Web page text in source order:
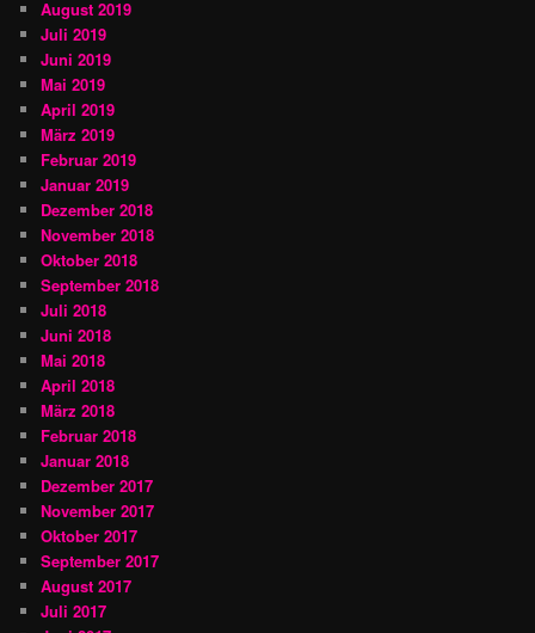
August 2019
Juli 2019
Juni 2019
Mai 2019
April 2019
März 2019
Februar 2019
Januar 2019
Dezember 2018
November 2018
Oktober 2018
September 2018
Juli 2018
Juni 2018
Mai 2018
April 2018
März 2018
Februar 2018
Januar 2018
Dezember 2017
November 2017
Oktober 2017
September 2017
August 2017
Juli 2017